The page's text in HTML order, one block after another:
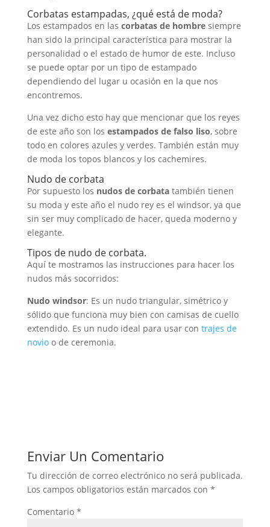
Corbatas estampadas, ¿qué está de moda?
Los estampados en las corbatas de hombresiempre
han sido la principal característica para mostrar la
personalidad o el estado de humor de este. Incluso
se puede optar por un tipo de estampado
dependiendo del lugar u ocasión en la que nos
encontremos.
Una vez dicho esto hay que mencionar que los reyes
de este año son los estampados de falso liso, sobre
todo en colores azules y verdes. También están muy
de moda los topos blancos y los cachemires.
Nudo de corbata
Por supuesto los nudos de corbatatambién tienen
su moda y este año el nudo rey es el windsor, ya que
sin ser muy complicado de hacer, queda moderno y
elegante.
Tipos de nudo de corbata.
Aquí te mostramos las instrucciones para hacer los
nudos más socorridos:
Nudo windsor: Es un nudo triangular, simétrico y
sólido que funciona muy bien con camisas de cuello
extendido. Es un nudo ideal para usar con trajes de
novioo de ceremonia.
Enviar Un Comentario
Tu dirección de correo electrónico no será publicada.
Los campos obligatorios están marcados con *
Comentario *